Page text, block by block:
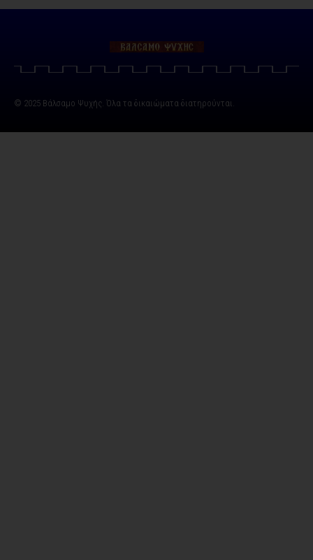
© 2025 Βάλσαμο Ψυχής. Όλα τα δικαιώματα διατηρούνται.